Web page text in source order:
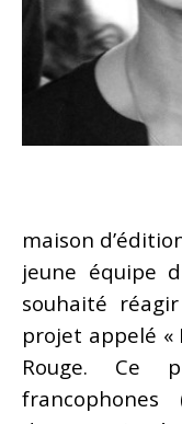
maison
jeune équipe
souhaité
projet appelé «
Rouge. Ce